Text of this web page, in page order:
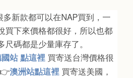
新款都可以在NAP買到，一
買下來價格都很好，所以也都
碼都是少量庫存了。
站 點這裡 買寄送台灣價格很
👉澳洲站點這裡 買寄送美國，